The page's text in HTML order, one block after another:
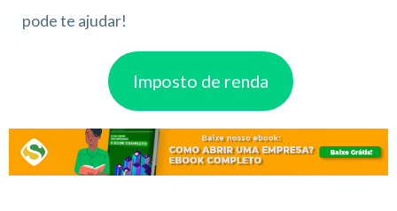
pode te ajudar!
Imposto de renda